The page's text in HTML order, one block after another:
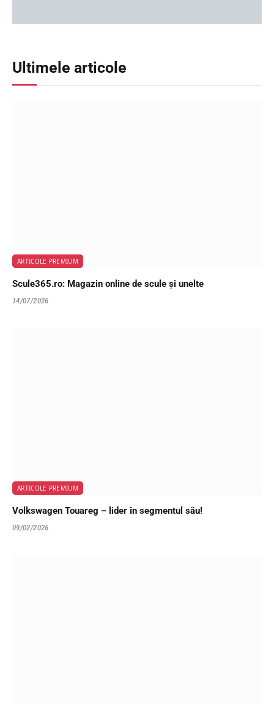
Ultimele articole
ARTICOLE PREMIUM
Scule365.ro: Magazin online de scule și unelte
14/07/2026
ARTICOLE PREMIUM
Volkswagen Touareg – lider în segmentul său!
09/02/2026